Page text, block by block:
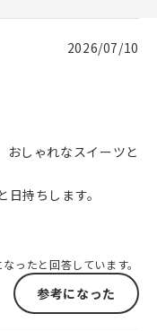
2026/07/10
おしゃれなスイーツと
持ちします。
ったと回答しています。
参考になった